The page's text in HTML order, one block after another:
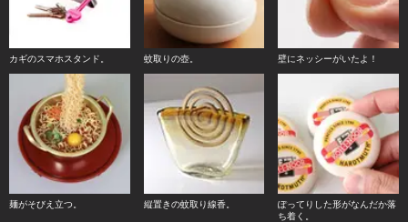
カギのスマホスタンド。 蚊取りの壺。 壁にネッシーがいたよ！
麺がそびえ立つ。 縦置きの蚊取り線香。
ぽってりした形がなんだか落
ち着く。